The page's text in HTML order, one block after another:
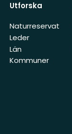
Utforska
Naturreservat
Leder
Län
Kommuner